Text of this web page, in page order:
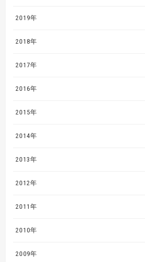
2019年
2018年
2017年
2016年
2015年
2014年
2013年
2012年
2011年
2010年
2009年